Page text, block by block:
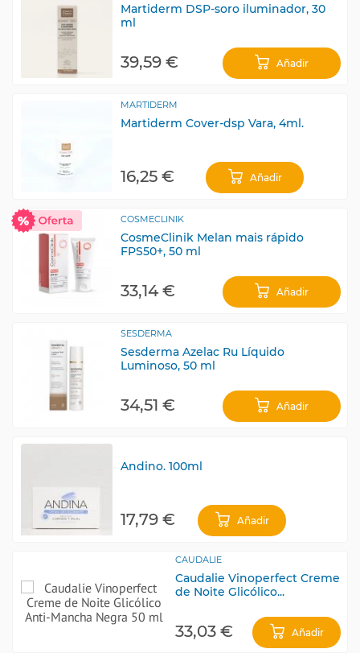
Martiderm DSP-soro iluminador, 30
ml
39,59 € Añadir
MARTIDERM
Martiderm Cover-dsp Vara, 4ml.
16,25 € Añadir
COSMECLINIK
CosmeClinik Melan mais rápido
FPS50+, 50 ml
33,14 € Añadir
SESDERMA
Sesderma Azelac Ru Líquido
Luminoso, 50 ml
34,51 € Añadir
Andino. 100ml
17,79 € Añadir
CAUDALIE
Caudalie Vinoperfect Creme
de Noite Glicólico...
33,03 € Añadir